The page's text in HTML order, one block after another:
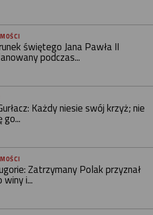
świętego Jana Pawła II
podczas...
Każdy niesie swój krzyż; nie
go...
Zatrzymany Polak przyznał
winy i...